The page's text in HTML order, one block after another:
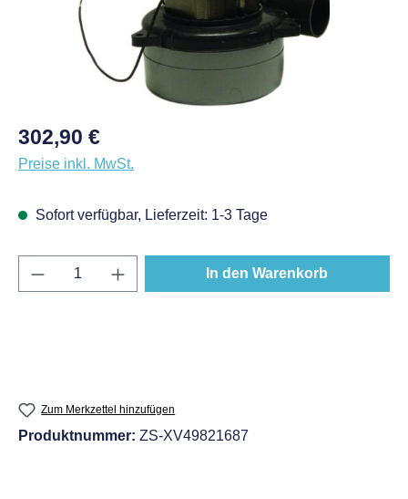
Regulärer Preis:
302,90 €
Preise inkl. MwSt.
Sofort verfügbar, Lieferzeit: 1-3 Tage
Produkt Anzahl: Gib den gewünschten
In den Warenkorb
Zum Merkzettel hinzufügen
Produktnummer: ZS-XV49821687